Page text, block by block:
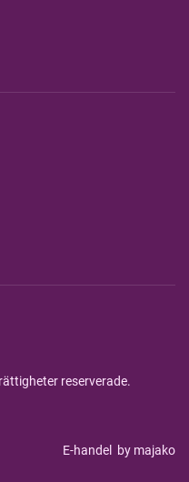
reserverade.
E-handel by majako